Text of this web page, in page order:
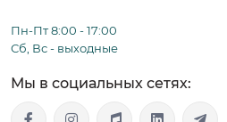
Пн-Пт 8:00 - 17:00
Сб, Вс - выходные
Мы в социальных сетях: